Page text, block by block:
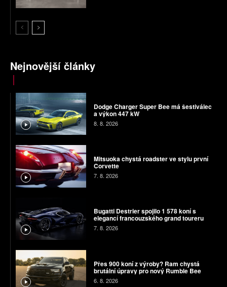
Nejnovější články
Dodge Charger Super Bee má šestiválec
a výkon 447 kW
8. 8. 2026
Mitsuoka chystá roadster ve stylu první
Corvette
7. 8. 2026
Bugatti Destrier spojilo 1 578 koní s
elegancí francouzského grand toureru
7. 8. 2026
Přes 900 koní z výroby? Ram chystá
brutální úpravy pro nový Rumble Bee
6. 8. 2026